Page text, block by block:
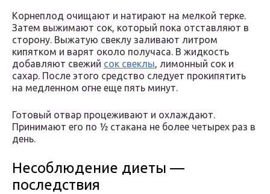
Корнеплод очищают и натирают на мелкой терке.
Затем выжимают сок, который пока отставляют в
сторону. Выжатую свеклу заливают литром
кипятком и варят около получаса. В жидкость
добавляют свежий сок свеклы, лимонный сок и
сахар. После этого средство следует прокипятить
на медленном огне еще пять минут.
Готовый отвар процеживают и охлаждают.
Принимают его по ½ стакана не более четырех раз в
день.
Несоблюдение диеты —
последствия